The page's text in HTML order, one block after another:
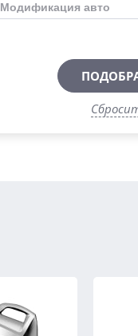
Модификация авто